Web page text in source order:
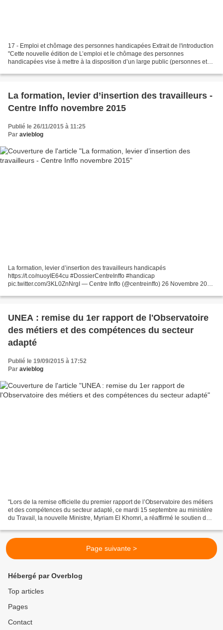
17 - Emploi et chômage des personnes handicapées Extrait de l'introduction
"Cette nouvelle édition de L’emploi et le chômage des personnes
handicapées vise à mettre à la disposition d’un large public (personnes et
La formation, levier d’insertion des travailleurs -
Centre Inffo novembre 2015
Publié le 26/11/2015 à 11:25
Par avieblog
La formation, levier d’insertion des travailleurs handicapés
https://t.co/nuoyIE64cu #DossierCentreInffo #handicap
pic.twitter.com/3KL0ZnNrgI — Centre Inffo (@centreinffo) 26 Novembre 2015
UNEA : remise du 1er rapport de l'Observatoire
des métiers et des compétences du secteur
adapté
Publié le 19/09/2015 à 17:52
Par avieblog
"Lors de la remise officielle du premier rapport de l’Observatoire des métiers
et des compétences du secteur adapté, ce mardi 15 septembre au ministère
du Travail, la nouvelle Ministre, Myriam El Khomri, a réaffirmé le soutien de
Page suivante >
Hébergé par Overblog
Top articles
Pages
Contact